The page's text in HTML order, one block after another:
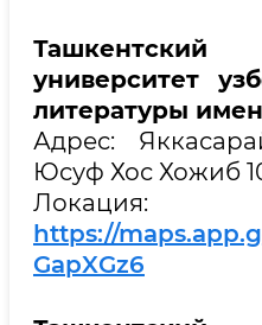
Ташкентский
университет
литературы
Адрес:
Юсуф Хос Хожиб
Локация:
https://
GapXGz6